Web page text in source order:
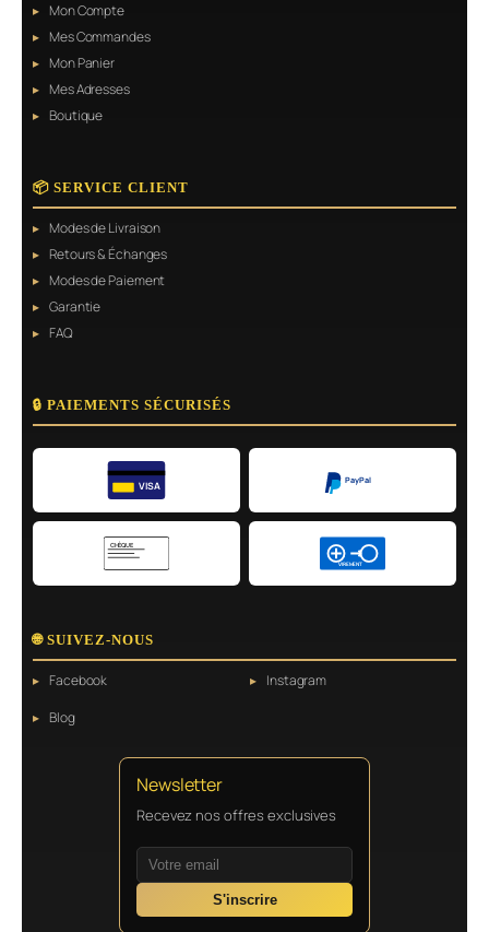
Mon Compte
Mes Commandes
Mon Panier
Mes Adresses
Boutique
📦 SERVICE CLIENT
Modes de Livraison
Retours & Échanges
Modes de Paiement
Garantie
FAQ
🔒 PAIEMENTS SÉCURISÉS
VISA
PayPal
CHÈQUE
VIREMENT
🌐 SUIVEZ-NOUS
Facebook
Instagram
Blog
Newsletter
Recevez nos offres exclusives
S'inscrire